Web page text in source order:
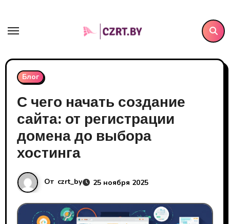
содержанию
Блог
С чего начать создание
сайта: от регистрации
домена до выбора
хостинга
От czrt_by 25 ноября 2025